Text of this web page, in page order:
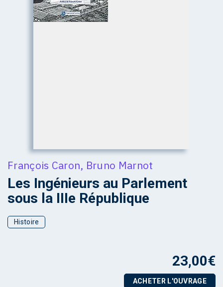
François Caron, Bruno Marnot
Les Ingénieurs au Parlement
sous la IIIe République
Histoire
23,00€
ACHETER L'OUVRAGE